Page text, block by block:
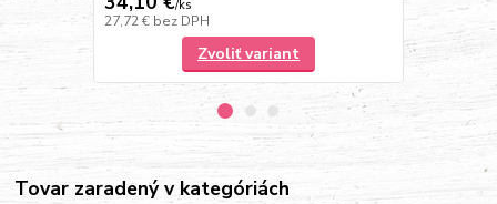
/ks
27,72 € bez DPH
Zvoliť variant
81,54 €
Tovar zaradený v kategóriách